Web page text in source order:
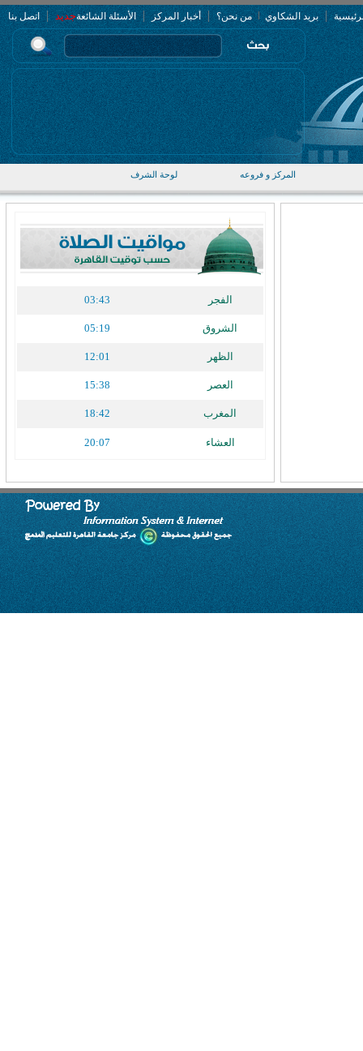
المركز و فروعه لوحة الشرف
| بريد الشكاوي من نحن؟ | أخبار المركز | الأسئلة الشائعةجديد | اتصل بنا
الفجر 03:43
الشروق 05:19
الظهر 12:01
العصر 15:38
المغرب 18:42
العشاء 20:07